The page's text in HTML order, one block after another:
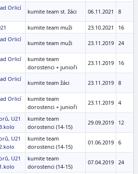
Orlicí
kumite team st. žáci 06.11.2021 8
kumite team muži 23.10.2021 16
Orlicí
kumite team muži 23.11.2019 24
Orlicí
kumite team
dorostenci + junioři
23.11.2019 16
Orlicí
kumite team žáci 23.11.2019 8
Orlicí
kumite team
dorostenci + junioři
23.11.2019 4
U21
kumite team
dorostenci (14-15)
29.09.2019 12
U21
kumite team
dorostenci (14-15)
01.06.2019 6
U21
kumite team
dorostenci (14-15)
07.04.2019 24